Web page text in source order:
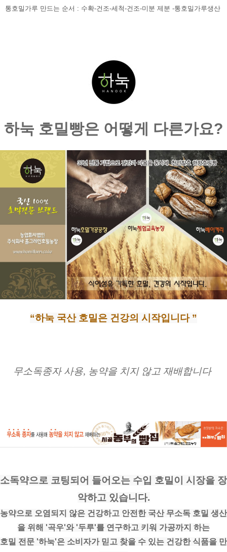
통호밀가루 만드는 순서 : 수확-건조-세척-건조-미분 제분 -통호밀가루생산
하눅 호밀빵은 어떻게 다른가요?
“하눅 국산 호밀은 건강의 시작입니다 ”
무소독종자 사용, 농약을 치지 않고 재배합니다
소독약으로 코팅되어 들어오는 수입 호밀이 시장을 장
악하고 있습니다.
농약으로 오염되지 않은 건강하고 안전한 국산 무소독 호밀 생산
을 위해 '곡우'와 '두루'를 연구하고 키워 가공까지 하는
호밀 전문 '하눅'은 소비자가 믿고 찾을 수 있는 건강한 식품을 만